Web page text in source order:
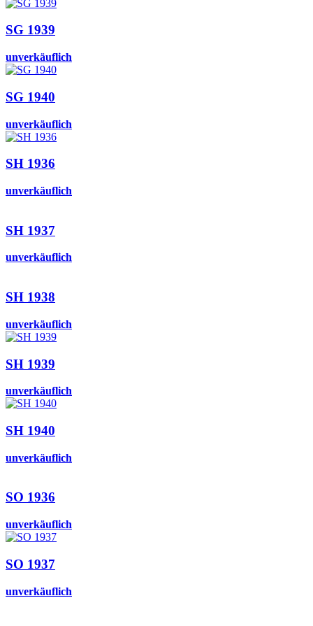
SG 1939
unverkäuflich
SG 1940
unverkäuflich
SH 1936
unverkäuflich
SH 1937
unverkäuflich
SH 1938
unverkäuflich
SH 1939
unverkäuflich
SH 1940
unverkäuflich
SO 1936
unverkäuflich
SO 1937
unverkäuflich